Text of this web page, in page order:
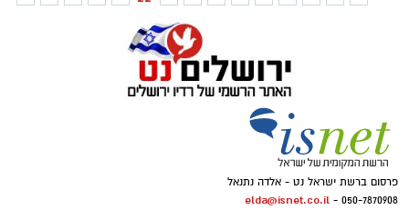
פרסום ברשת ישראל נט - אלדה נתנאל
050-7870908 -
elda@isnet.co.il